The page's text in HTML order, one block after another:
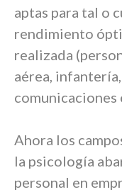
aptas para tal o
rendimiento
realizada
aérea,
comunicaciones
Ahora los
la psicología
personal en